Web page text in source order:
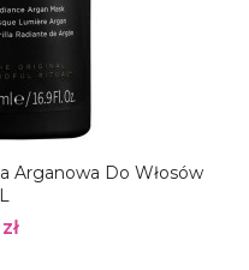
Arganowa Do Włosów